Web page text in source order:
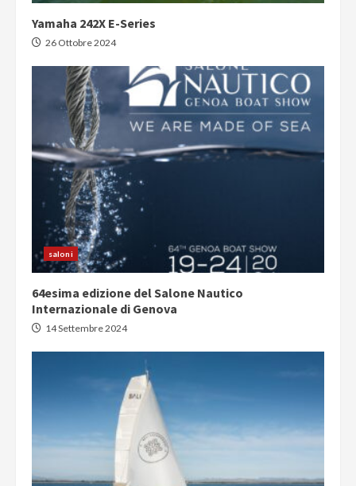
Yamaha 242X E-Series
26 Ottobre 2024
saloni
64esima edizione del Salone Nautico
Internazionale di Genova
14 Settembre 2024